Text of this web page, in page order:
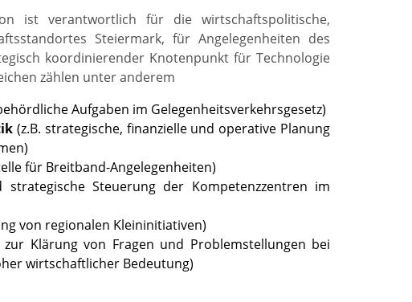
ist verantwortlich für die wirtschaftspolitische,
Steiermark, für Angelegenheiten des
koordinierender Knotenpunkt für Technologie
zählen unter anderem
Aufgaben im Gelegenheitsverkehrsgesetz)
(z.B. strategische, finanzielle und operative Planung
für Breitband-Angelegenheiten)
strategische Steuerung der Kompetenzzentren im
von regionalen Kleininitiativen)
Klärung von Fragen und Problemstellungen bei
wirtschaftlicher Bedeutung)